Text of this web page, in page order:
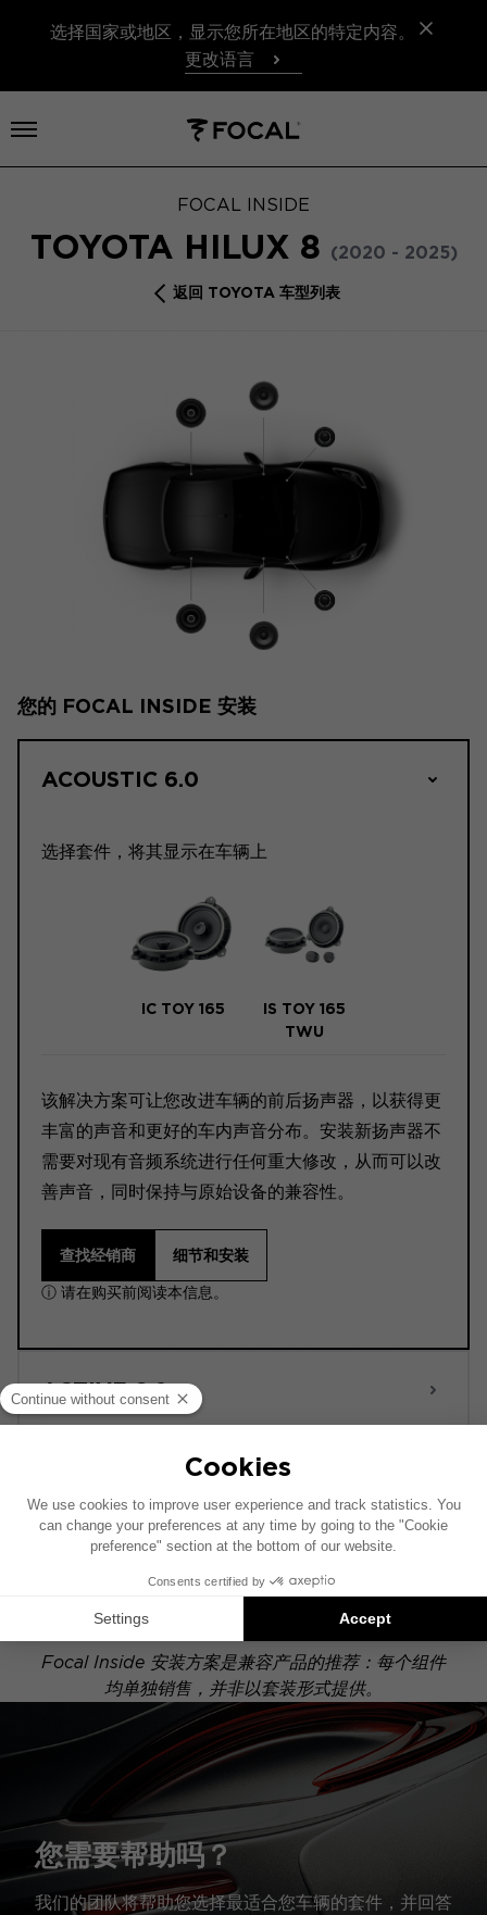
选择国家或地区，显示您所在地区的特定内容。
更改语言
打开菜单
FOCAL INSIDE
TOYOTA HILUX 8 (2020 - 2025)
返回 TOYOTA 车型列表
您的 FOCAL INSIDE 安装
ACOUSTIC 6.0
选择套件，将其显示在车辆上
IC TOY 165
IS TOY 165
TWU
该解决方案可让您改进车辆的前后扬声器，以获得更
丰富的声音和更好的车内声音分布。安装新扬声器不
需要对现有音频系统进行任何重大修改，从而可以改
善声音，同时保持与原始设备的兼容性。
查找经销商 细节和安装
ⓘ 请在购买前阅读本信息。
ACTIVE 6.0
此安装示意图基于配有原厂音响系统的车辆绘制。如果
您的车辆配有特定的高保真选装配置，图中所示组件的
Focal Inside 安装方案是兼容产品的推荐：每个组件
均单独销售，并非以套装形式提供。
您需要帮助吗？
我们的团队将帮助您选择最适合您车辆的套件，并回答